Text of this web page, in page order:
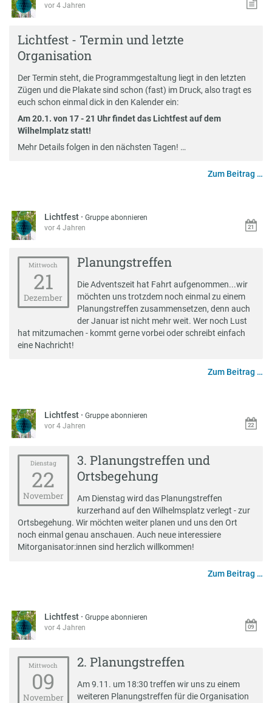
vor 4 Jahren
Lichtfest - Termin und letzte
Organisation
Der Termin steht, die Programmgestaltung liegt in den letzten
Zügen und die Plakate sind schon (fast) im Druck, also tragt es
euch schon einmal dick in den Kalender ein:
Am 20.1. von 17 - 21 Uhr findet das Lichtfest auf dem
Wilhelmplatz statt!
Mehr Details folgen in den nächsten Tagen! …
Zum Beitrag …
Lichtfest ·Gruppe abonnieren
vor 4 Jahren
Mittwoch
21
Dezember
Planungstreffen
Die Adventszeit hat Fahrt aufgenommen...wir
möchten uns trotzdem noch einmal zu einem
Planungstreffen zusammensetzen, denn auch
der Januar ist nicht mehr weit. Wer noch Lust
hat mitzumachen - kommt gerne vorbei oder schreibt einfach
eine Nachricht!
Zum Beitrag …
Lichtfest ·Gruppe abonnieren
vor 4 Jahren
Dienstag
22
November
3. Planungstreffen und
Ortsbegehung
Am Dienstag wird das Planungstreffen
kurzerhand auf den Wilhelmsplatz verlegt - zur
Ortsbegehung. Wir möchten weiter planen und uns den Ort
noch einmal genau anschauen. Auch neue interessiere
Mitorganisator:innen sind herzlich willkommen!
Zum Beitrag …
Lichtfest ·Gruppe abonnieren
vor 4 Jahren
Mittwoch
09
November
2. Planungstreffen
Am 9.11. um 18:30 treffen wir uns zu einem
weiteren Planungstreffen für die Organisation